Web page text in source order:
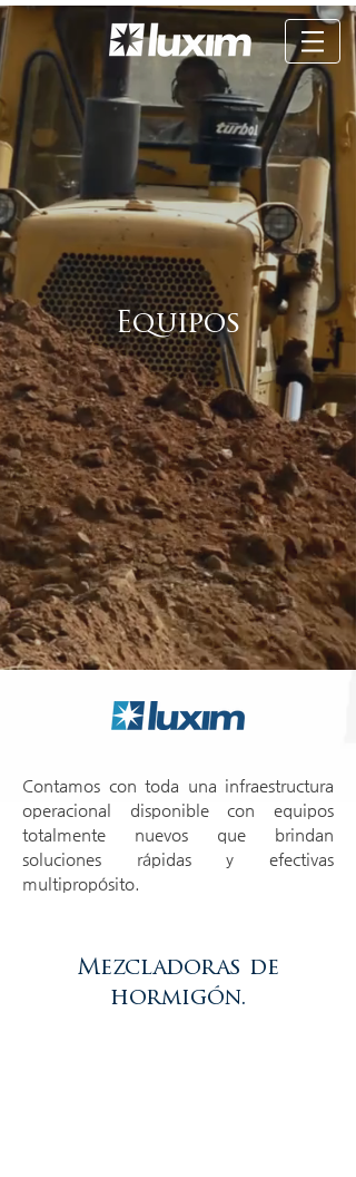
Equipos
Contamos con toda una infraestructura
operacional disponible con equipos
totalmente nuevos que brindan
soluciones rápidas y efectivas
multipropósito.
Mezcladoras de
hormigón.